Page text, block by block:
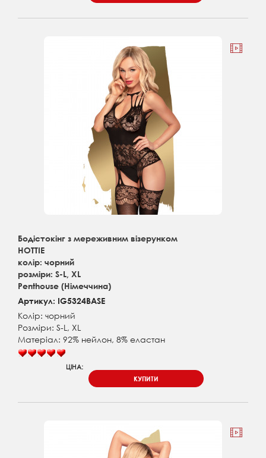
Бодістокінг з мереживним візерунком
HOTTIE
колір: чорний
розміри: S-L, XL
Penthouse (Німеччина)
Артикул: IG5324BASE
Колір: чорний
Розміри: S-L, XL
Матеріал: 92% нейлон, 8% еластан
ЦІНА:
КУПИТИ